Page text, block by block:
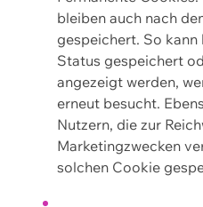
bleiben auch nach
gespeichert. So
Status gespeichert
angezeigt werden,
erneut besucht.
Nutzern, die zur
Marketingzwecken
solchen Cookie